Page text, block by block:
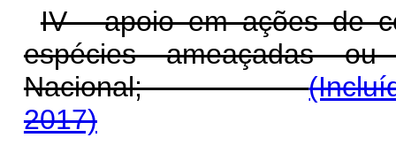
IV - apoio em ações de
espécies ameaçadas
Nacional;
2017)